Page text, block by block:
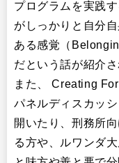
プログラムを実践
がしっかりと自分
ある感覚（
だという話が紹介さ
また、 Creating
パネルディスカッ
開いたり、刑務所
る方や、ルワンダ